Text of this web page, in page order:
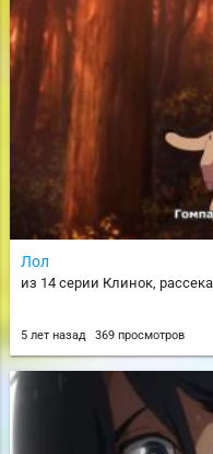
Лол
из 14 серии Клинок,
5 лет назад 369 просмотров